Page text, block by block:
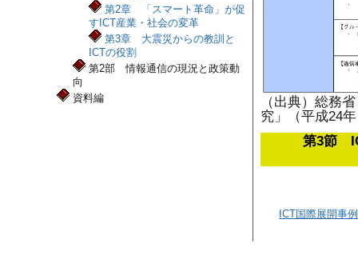
（出典）総務
究」（平成24
第3節
ICT国際展開事
第2章 「スマート革命」が促
すICT産業・社会の変革
第3章 大震災からの教訓と
ICTの役割
第2部 情報通信の現況と政策動
向
資料編